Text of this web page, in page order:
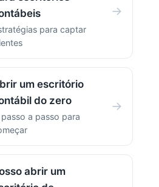
para captar
→
um escritório
do zero
passo a passo para
→
abrir um